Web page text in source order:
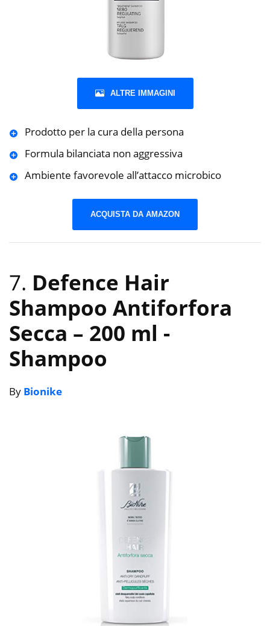
ALTRE IMMAGINI
Prodotto per la cura della persona
Formula bilanciata non aggressiva
Ambiente favorevole all’attacco microbico
ACQUISTA DA AMAZON
7. Defence Hair
Shampoo Antiforfora
Secca – 200 ml -
Shampoo
By Bionike